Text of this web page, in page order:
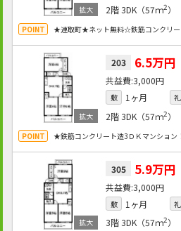
2階3DK（57ｍ2）
★連取町★ネット無料☆鉄筋コンクリー
203 6.5万円
3,000円
敷 1ヶ月 礼
2階3DK（57ｍ2）
★鉄筋コンクリート造3ＤＫマンション
305 5.9万円
3,000円
敷 1ヶ月 礼
3階3DK（57ｍ2）